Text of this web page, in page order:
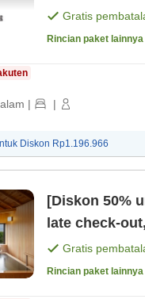
Panggang!
Gratis
Rincian paket lainnya
| |
Diskon Rp1.196.966
[Diskon 50%
late check-out,
spesial
Gratis
Rincian paket lainnya